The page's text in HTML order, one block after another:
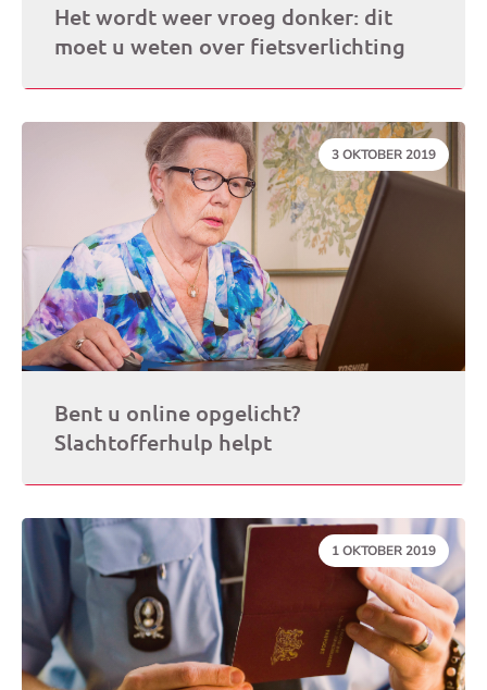
Het wordt weer vroeg donker: dit
moet u weten over fietsverlichting
DATUM:
3 OKTOBER 2019
Bent u online opgelicht?
Slachtofferhulp helpt
DATUM:
1 OKTOBER 2019